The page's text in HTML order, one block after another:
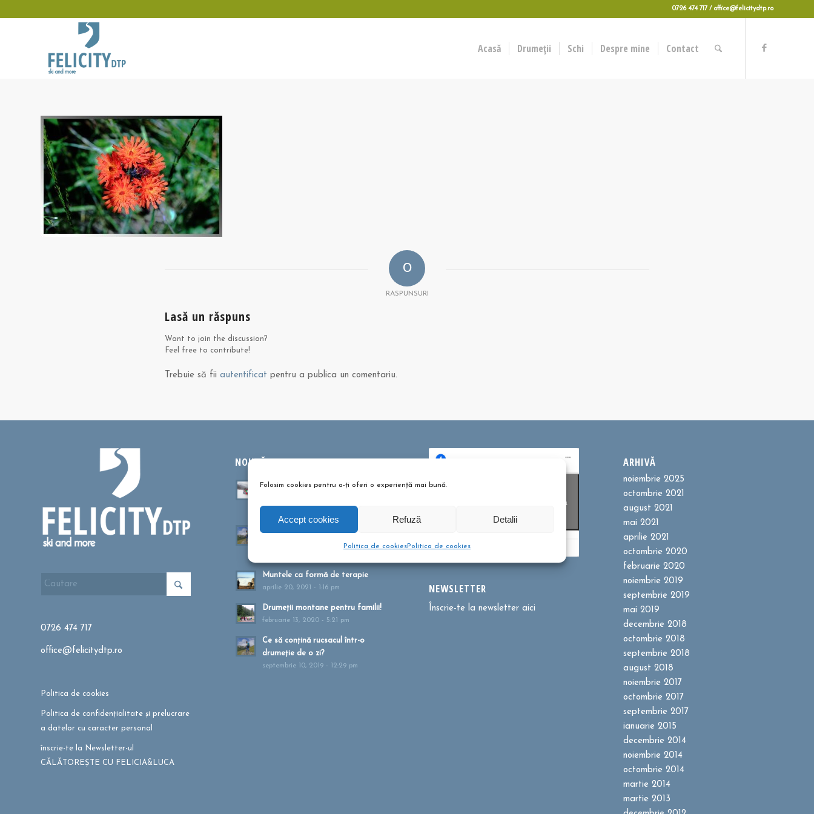
Folosim cookies pentru a-ți oferi o experiență mai bună.
Accept cookies Refuză Detalii
Politica de cookiesPolitica de cookies
0726 474 717 / office@felicitydtp.ro
Acasă Drumeții Schi Despre mine Contact
0
RASPUNSURI
Lasă un răspuns
Want to join the discussion?
Feel free to contribute!
Trebuie să fii autentificat pentru a publica un comentariu.
0726 474 717
office@felicitydtp.ro
Politica de cookies
Politica de confidențialitate și prelucrare
a datelor cu caracter personal
înscrie-te la Newsletter-ul
CĂLĂTOREȘTE CU FELICIA&LUCA
NOUTĂȚI ȘI ARTICOLE
Tabere pentru copii? Sunt bune
Muntele ca formă de terapie
aprilie 20, 2021 - 1:16 pm
Drumeții montane pentru familii!
februarie 13, 2020 - 5:21 pm
Ce să conțină rucsacul într-o
drumeție de o zi?
septembrie 10, 2019 - 12:29 pm
Dă clic pentru a accepta cookie-
urile pentru marketing și pentru a
activa acest conținut
NEWSLETTER
Înscrie-te la newsletter aici
ARHIVĂ
noiembrie 2025
octombrie 2021
august 2021
mai 2021
aprilie 2021
octombrie 2020
februarie 2020
noiembrie 2019
septembrie 2019
mai 2019
decembrie 2018
octombrie 2018
septembrie 2018
august 2018
noiembrie 2017
octombrie 2017
septembrie 2017
ianuarie 2015
decembrie 2014
noiembrie 2014
octombrie 2014
martie 2014
martie 2013